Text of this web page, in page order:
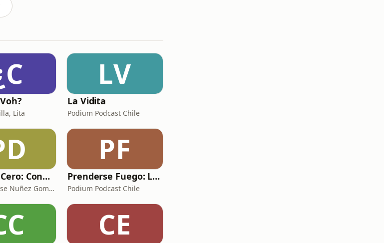
Lita
LV
La Vidita
Podium Podcast Chile
Parte de Cero: Conociendo la gestión de proyectos
Leonardo Jose Nuñez Gomez
PF
Prenderse Fuego: Las Voces de Pedro Lemebel
Podium Podcast Chile
CE